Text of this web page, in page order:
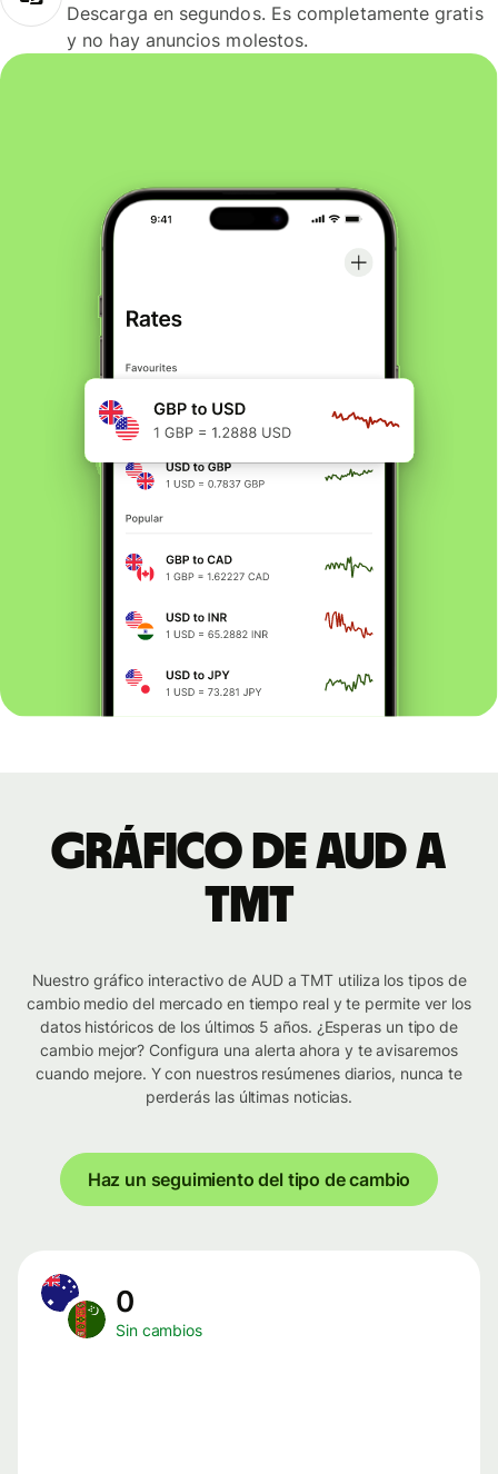
Descarga en segundos. Es completamente gratis
y no hay anuncios molestos.
Gráfico de AUD a
TMT
Nuestro gráfico interactivo de AUD a TMT utiliza los tipos de
cambio medio del mercado en tiempo real y te permite ver los
datos históricos de los últimos 5 años. ¿Esperas un tipo de
cambio mejor? Configura una alerta ahora y te avisaremos
cuando mejore. Y con nuestros resúmenes diarios, nunca te
perderás las últimas noticias.
Haz un seguimiento del tipo de cambio
0
Sin cambios